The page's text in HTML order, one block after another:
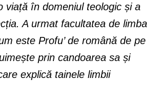
viață în domeniul teologic și a
A urmat facultatea de limba
este Profu’ de română de pe
prin candoarea sa și
explică tainele limbii